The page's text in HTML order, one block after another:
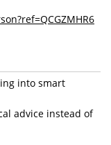
into smart
advice instead of